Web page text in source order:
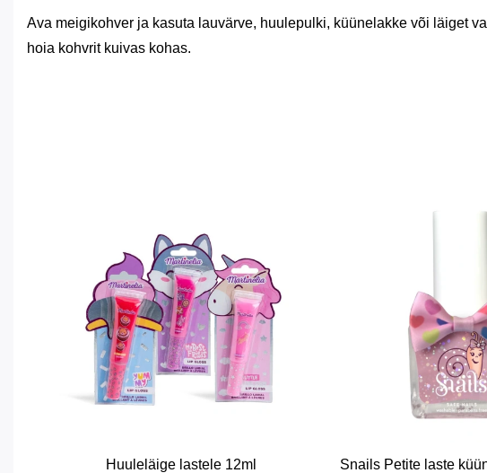
Ava meigikohver ja kasuta lauvärve, huulepulki, küünelakke või läiget
hoia kohvrit kuivas kohas.
Huuleläige lastele 12ml
Snails Petite laste